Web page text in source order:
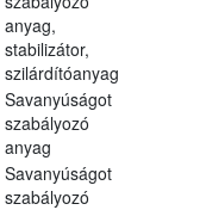
anyag,
stabilizátor,
szilárdítóanyag
Savanyúságot
szabályozó
anyag
Savanyúságot
szabályozó